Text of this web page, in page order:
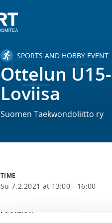
SPORTS AND HOBBY EVENT
Ottelun
Loviisa
Suomen Taekwondoliitto ry
TIME
Su 7.2.2021 at 13:00 - 16:00
LOCATION